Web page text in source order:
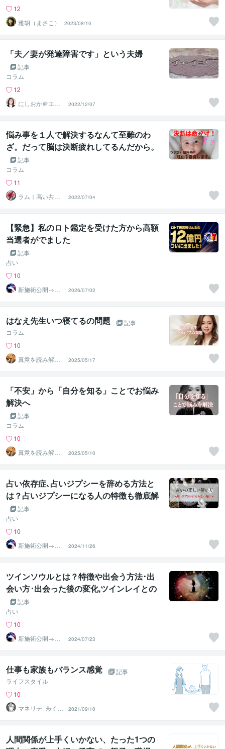
12
雅胡（まさこ）
2023/08/10
「夫／妻が発達障害です」という夫婦
記事
コラム
12
にしおか＠エン
パワメントカウ
ンセラー
2022/12/07
悩み事を１人で解決するなんて至難のわ
ざ。だって脳は決断疲れしてるんだから。
記事
コラム
11
ラム｜高い共感
力と鋭い洞察力
で幸せに導く
2022/07/04
【緊急】私のロト鑑定を受けた方から高額
当選者がでました
記事
占い
10
新施術公開→≪
相手意識強制変
化≫◆星桜龍
2026/07/02
はなえ先生いつ寝てるの問題
記事
コラム
10
真意を読み解く
心理学研究者 弥
生
2025/05/17
「不安」から「自分を知る」ことでお悩み
解決へ
記事
コラム
10
真意を読み解く
心理学研究者 弥
生
2025/05/10
占い依存症､占いジプシーを辞める方法と
は？占いジプシーになる人の特徴も徹底解
説 記事
占い
10
新施術公開→≪
相手意識強制変
化≫◆星桜龍
2024/11/26
ツインソウルとは？特徴や出会う方法･出
会い方･出会った後の変化,ツインレイとの
違いなどを徹底解説
記事
占い
10
新施術公開→≪
相手意識強制変
化≫◆星桜龍
2024/07/23
仕事も家族もバランス感覚
記事
ライフスタイル
10
マネリテ_歩く未
来投資家
2021/09/10
人間関係が上手くいかない、たった1つの